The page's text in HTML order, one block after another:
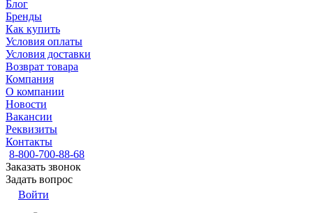
Блог
Бренды
Как купить
Условия оплаты
Условия доставки
Возврат товара
Компания
О компании
Новости
Вакансии
Реквизиты
Контакты
8-800-700-88-68
Заказать звонок
Задать вопрос
Войти